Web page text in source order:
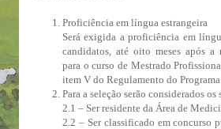
Proficiência em língua estrangeira
Será exigida a proficiência em
candidatos, até oito meses após a
para o curso de Mestrado
item V do Regulamento do Programa.
Para a seleção serão considerados
2.1 – Ser residente da Área de
2.2 – Ser classificado em concurso